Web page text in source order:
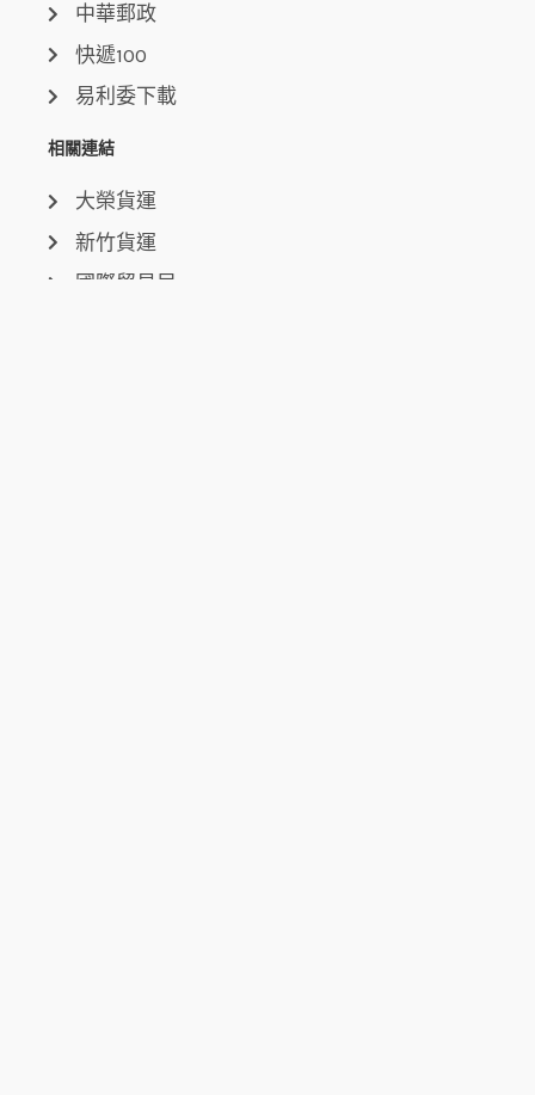
中華郵政
快遞100
易利委下載
相關連結
大榮貨運
新竹貨運
國際貿易局